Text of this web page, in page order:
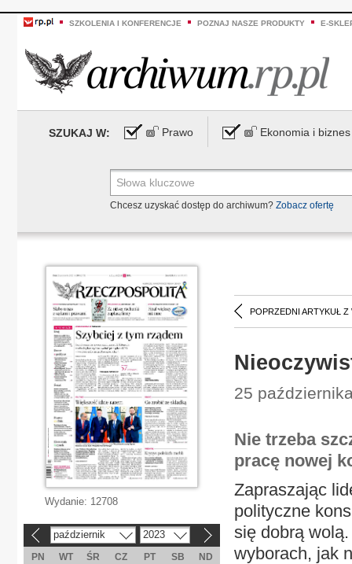
SZKOLENIA I KONFERENCJE POZNAJ NASZE PRODUKTY E-
SZUKAJ W: Prawo Ekonomia i biznes
Chcesz uzyskać dostęp do archiwum? Zobacz ofertę
POPRZEDNI ARTYKUŁ Z
25
Nie trzeba
pracę nowej
Zapraszając
polityczne
się dobrą
wyborach, jak
Wydanie: 12708
październik 2023
PN WT ŚR CZ PT SB
ND